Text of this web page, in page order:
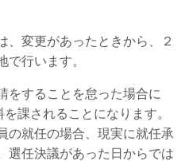
、変更があったときから、２
で行います。
をすることを怠った場合に
課されることになります。
の就任の場合、現実に就任承
選任決議があった日からでは